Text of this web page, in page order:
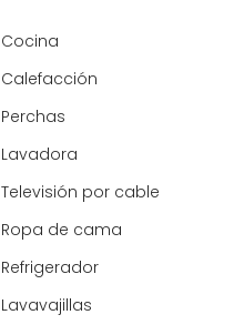
Cocina
Calefacción
Perchas
Lavadora
Televisión por cable
Ropa de cama
Refrigerador
Lavavajillas